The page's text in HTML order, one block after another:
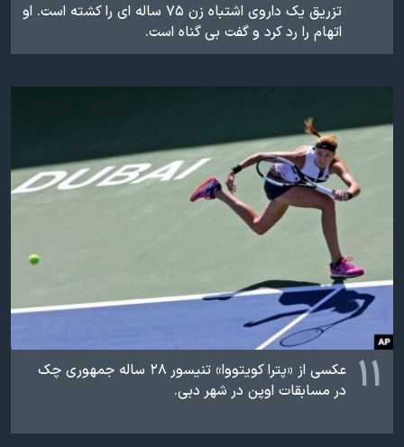
اعتراضات مردمی آبان ۹۸
اسرائیل در جنگ
صفحه‌های ویژه
سفر پرزیدنت ترامپ به چین
تزریق یک داروی اشتباه زن ۷۵ ساله ای را کشته است. او
اتهام را رد کرد و گفت بی گناه است.
۱۱
عکسی از «پترا کویتووا» تنیسور ۲۸ ساله جمهوری چک
در مسابقات اوپن در شهر دبی.